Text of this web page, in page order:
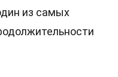
из самых